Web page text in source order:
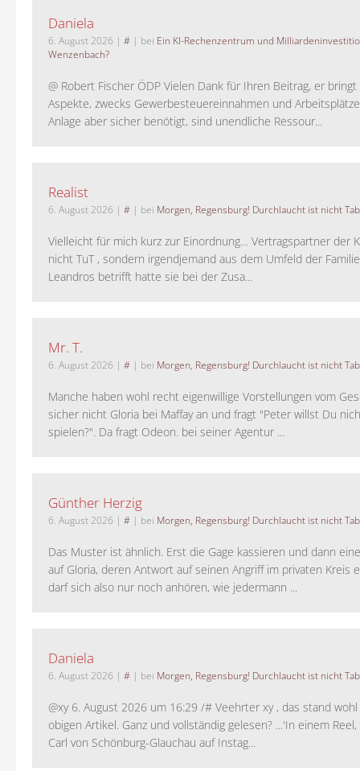
Daniela
6. August 2026 | # | bei Ein KI-Rechenzentrum und
Wenzenbach?
@ Robert Fischer ÖDP Vielen Dank für Ihren Beitrag, er
Aspekte, zwecks Gewerbesteuereinnahmen und
Anlage aber sicher benötigt, sind unendliche Ressour...
Realist
6. August 2026 | # | bei Morgen, Regensburg! Durchlaucht ist nicht
Vielleicht für mich kurz zur Einordnung… Vertragspartner der
nicht TuT , sondern irgendjemand aus dem Umfeld der
Leandros betrifft hatte sie bei der Zusa...
Mr. T.
6. August 2026 | # | bei Morgen, Regensburg! Durchlaucht ist nicht
Manche haben wohl recht eigenwillige Vorstellungen vom
sicher nicht Gloria bei Maffay an und fragt "Peter willst Du
spielen?". Da fragt Odeon. bei seiner Agentur ...
Günther Herzig
6. August 2026 | # | bei Morgen, Regensburg! Durchlaucht ist nicht
Das Muster ist ähnlich. Erst die Gage kassieren und dann
auf Gloria, deren Antwort auf seinen Angriff im privaten Kreis
darf sich also nur noch anhören, wie jedermann ...
Daniela
6. August 2026 | # | bei Morgen, Regensburg! Durchlaucht ist nicht
@xy 6. August 2026 um 16:29 /# Veehrter xy , das stand
obigen Artikel. Ganz und vollständig gelesen? ...'In einem
Carl von Schönburg-Glauchau auf Instag...